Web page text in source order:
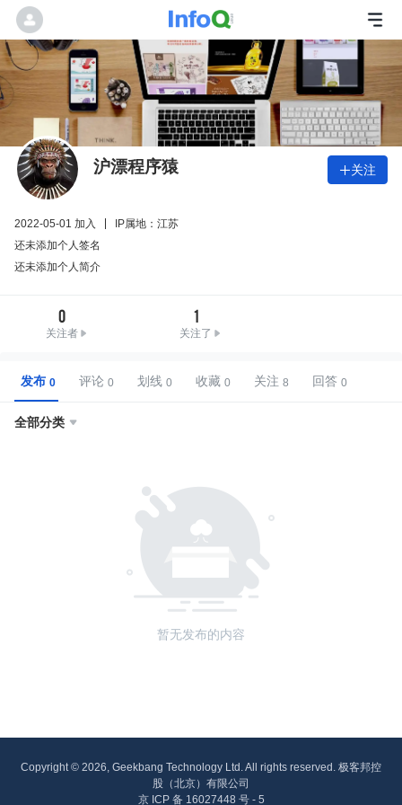
沪漂程序猿 关注
2022-05-01 加入
IP属地：江苏
还未添加个人签名
还未添加个人简介
0
关注者
1
关注了
发布 评论 划线 收藏 关注 回答
全部分类 
暂无发布的内容
Copyright © 2026, Geekbang Technology Ltd. All rights reserved. 极客邦控
股（北京）有限公司
京 ICP 备 16027448 号 - 5